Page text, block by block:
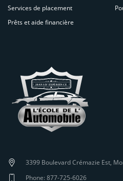
3399 Boulevard Crémazie Est,
Phone: 877-725-6026
Services de placement
Prêts et aide financière